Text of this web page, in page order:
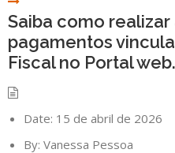
Saiba como
pagamentos
Fiscal no Portal web.
Date: 15 de abril de 2026
By: Vanessa Pessoa